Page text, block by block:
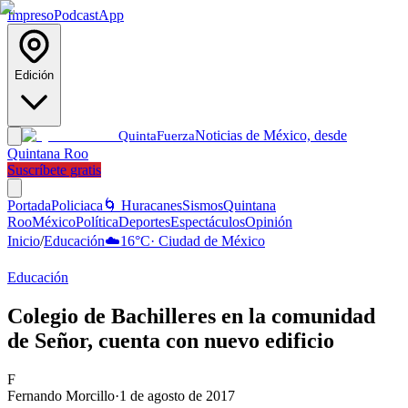
ImpresoPodcastApp
Edición
QuintaFuerzaNoticias de México, desde
Quintana Roo
Suscríbete gratis
PortadaPoliciaca 🌀 HuracanesSismosQuintana
RooMéxicoPolíticaDeportesEspectáculosOpinión
Inicio/Educación☁️16°C· Ciudad de México
Educación
Colegio de Bachilleres en la comunidad
de Señor, cuenta con nuevo edificio
F
Fernando Morcillo·1 de agosto de 2017